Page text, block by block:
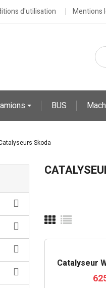
d'utilisation Mentions
BUS
Skoda
Catalyseur